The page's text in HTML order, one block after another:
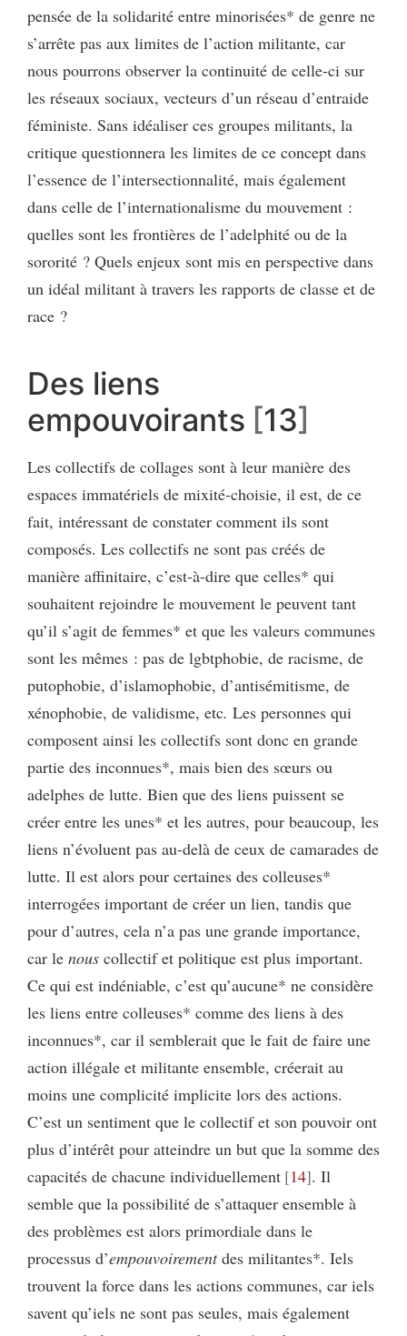
pensée de la solidarité entre minorisées* de genre ne
s’arrête pas aux limites de l’action militante, car
nous pourrons observer la continuité de celle-ci sur
les réseaux sociaux, vecteurs d’un réseau d’entraide
féministe. Sans idéaliser ces groupes militants, la
critique questionnera les limites de ce concept dans
l’essence de l’intersectionnalité, mais également
dans celle de l’internationalisme du mouvement :
quelles sont les frontières de l’adelphité ou de la
sororité ? Quels enjeux sont mis en perspective dans
un idéal militant à travers les rapports de classe et de
race ?
Des liens
empouvoirants 13
Les collectifs de collages sont à leur manière des
espaces immatériels de mixité-choisie, il est, de ce
fait, intéressant de constater comment ils sont
composés. Les collectifs ne sont pas créés de
manière affinitaire, c’est-à-dire que celles* qui
souhaitent rejoindre le mouvement le peuvent tant
qu’il s’agit de femmes* et que les valeurs communes
sont les mêmes : pas de lgbtphobie, de racisme, de
putophobie, d’islamophobie, d’antisémitisme, de
xénophobie, de validisme, etc. Les personnes qui
composent ainsi les collectifs sont donc en grande
partie des inconnues*, mais bien des sœurs ou
adelphes de lutte. Bien que des liens puissent se
créer entre les unes* et les autres, pour beaucoup, les
liens n’évoluent pas au-delà de ceux de camarades de
lutte. Il est alors pour certaines des colleuses*
interrogées important de créer un lien, tandis que
pour d’autres, cela n’a pas une grande importance,
car le nous collectif et politique est plus important.
Ce qui est indéniable, c’est qu’aucune* ne considère
les liens entre colleuses* comme des liens à des
inconnues*, car il semblerait que le fait de faire une
action illégale et militante ensemble, créerait au
moins une complicité implicite lors des actions.
C’est un sentiment que le collectif et son pouvoir ont
plus d’intérêt pour atteindre un but que la somme des
capacités de chacune individuellement 14 . Il
semble que la possibilité de s’attaquer ensemble à
des problèmes est alors primordiale dans le
processus d’empouvoirementdes militantes*. Iels
trouvent la force dans les actions communes, car iels
savent qu’iels ne sont pas seules, mais également